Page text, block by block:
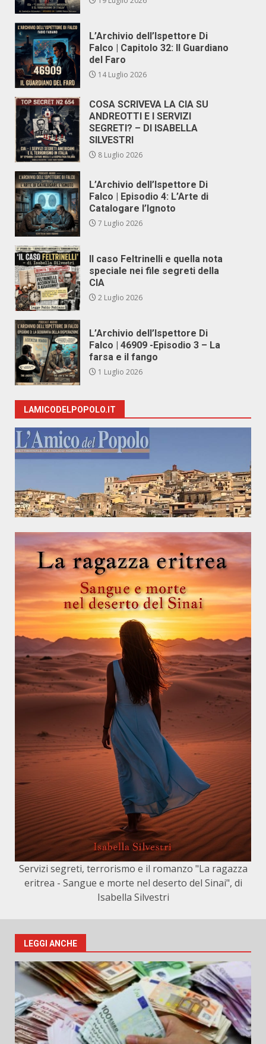
L’Archivio dell’Ispettore Di
Falco | Capitolo 32: Il Guardiano
del Faro
14 Luglio 2026
COSA SCRIVEVA LA CIA SU
ANDREOTTI E I SERVIZI
SEGRETI? – DI ISABELLA
SILVESTRI
8 Luglio 2026
L’Archivio dell’Ispettore Di
Falco | Episodio 4: L’Arte di
Catalogare l’Ignoto
7 Luglio 2026
Il caso Feltrinelli e quella nota
speciale nei file segreti della
CIA
2 Luglio 2026
L’Archivio dell’Ispettore Di
Falco | 46909 -Episodio 3 – La
farsa e il fango
1 Luglio 2026
LAMICODELPOPOLO.IT
Servizi segreti, terrorismo e il romanzo "La ragazza
eritrea - Sangue e morte nel deserto del Sinai", di
Isabella Silvestri
LEGGI ANCHE